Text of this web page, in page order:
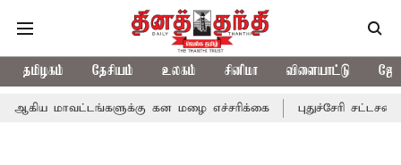
தமிழகம் தேசியம் உலகம் சினிமா விளையாட்டு
கன மழை எச்சரிக்கை புதுச்சேரி சட்டசபையில்